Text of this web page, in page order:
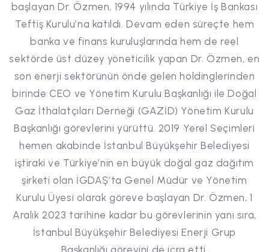
başlayan Dr. Özmen, 1994 yılında Türkiye İş Bankası
Teftiş Kurulu’na katıldı. Devam eden süreçte hem
banka ve finans kuruluşlarında hem de reel
sektörde üst düzey yöneticilik yapan Dr. Özmen, en
son enerji sektörünün önde gelen holdinglerinden
birinde CEO ve Yönetim Kurulu Başkanlığı ile Doğal
Gaz İthalatçıları Derneği (GAZİD) Yönetim Kurulu
Başkanlığı görevlerini yürüttü. 2019 Yerel Seçimleri
hemen akabinde İstanbul Büyükşehir Belediyesi
iştiraki ve Türkiye’nin en büyük doğal gaz dağıtım
şirketi olan İGDAŞ’ta Genel Müdür ve Yönetim
Kurulu Üyesi olarak göreve başlayan Dr. Özmen, 1
Aralık 2023 tarihine kadar bu görevlerinin yanı sıra,
İstanbul Büyükşehir Belediyesi Enerji Grup
Başkanlığı görevini de icra etti.